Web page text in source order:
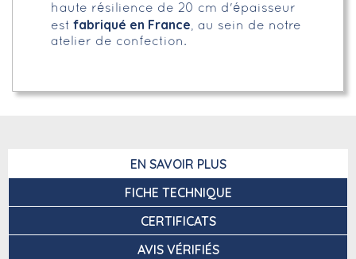
haute résilience de 20 cm d'épaisseur
est fabriqué en France, au sein de notre
atelier de confection.
EN SAVOIR PLUS
FICHE TECHNIQUE
CERTIFICATS
AVIS VÉRIFIÉS